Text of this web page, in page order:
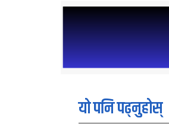
यो पनि पढ्नुहोस्